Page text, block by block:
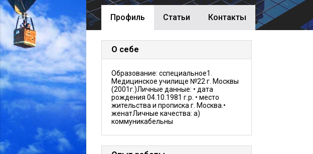
Профиль Cтатьи Контакты
О себе
Образование: сспециальное1.
Медицинское училище №22 г. Москвы
(2001г.)Личные данные: • дата
рождения 04.10.1981 г.р. • место
жительства и прописка г. Москва.•
женатЛичные качества: а)
коммуникабельны